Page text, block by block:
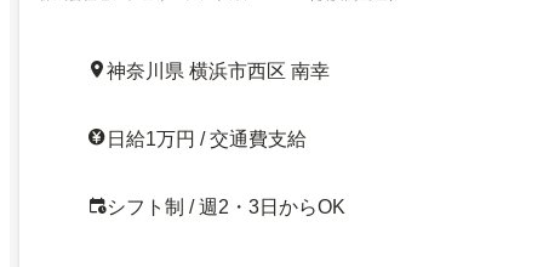
神奈川県 横浜市西区 南幸
日給1万円 / 交通費支給
シフト制 / 週2・3日からOK